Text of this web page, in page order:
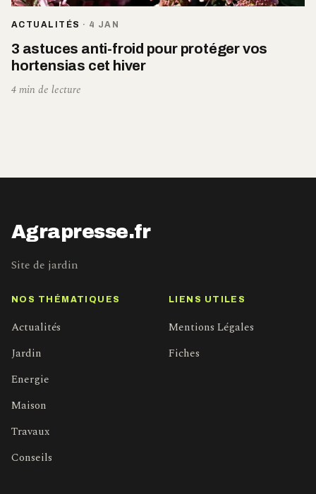
ACTUALITÉS · 4 JAN
3 astuces anti-froid pour protéger vos
hortensias cet hiver
4 min de lecture
Agrapresse.fr
Site de jardin
NOS THÉMATIQUES
Actualités
Jardin
Energie
Maison
Travaux
Conseils
LIENS UTILES
Mentions Légales
Fiches